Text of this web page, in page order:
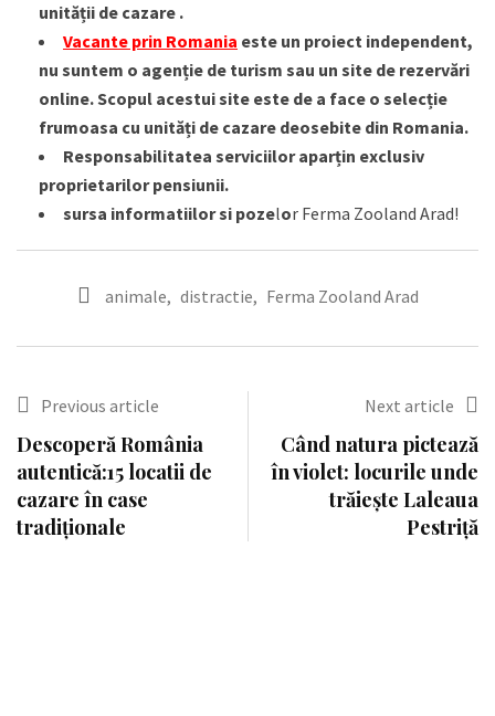
unității de cazare .
Vacante prin Romania este un proiect independent,
nu suntem o agenție de turism sau un site de rezervări
online. Scopul acestui site este de a face o selecție
frumoasa cu unități de cazare deosebite din Romania.
Responsabilitatea serviciilor aparțin exclusiv
proprietarilor pensiunii.
sursa informatiilor si pozelor Ferma Zooland Arad!
animale, distractie, Ferma Zooland Arad
Previous article
Descoperă România
autentică:15 locatii de
cazare în case
tradiționale
Next article
Când natura pictează
în violet: locurile unde
trăiește Laleaua
Pestriță